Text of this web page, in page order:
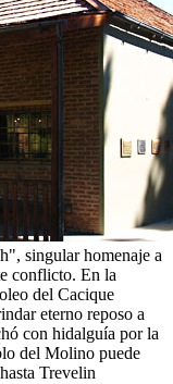
singular homenaje a
conflicto. En la
del Cacique
eterno reposo a
con hidalguía por la
del Molino puede
Trevelin